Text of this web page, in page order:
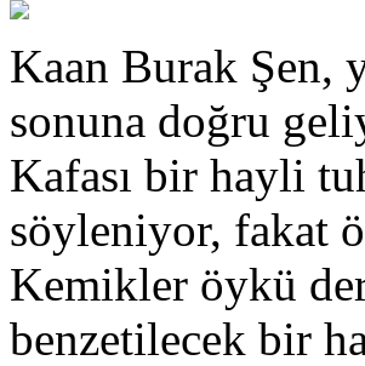
Kaan Burak Şen,
sonuna doğru
Kafası bir hayli
söyleniyor, fakat
Kemikler öykü
benzetilecek bir